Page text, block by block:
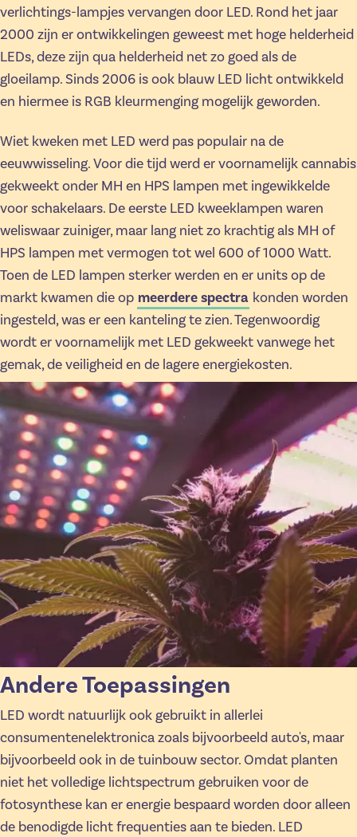
verlichtings-lampjes vervangen door LED. Rond het jaar
2000 zijn er ontwikkelingen geweest met hoge helderheid
LEDs, deze zijn qua helderheid net zo goed als de
gloeilamp. Sinds 2006 is ook blauw LED licht ontwikkeld
en hiermee is RGB kleurmenging mogelijk geworden.
Wiet kweken met LED werd pas populair na de
eeuwwisseling. Voor die tijd werd er voornamelijk cannabis
gekweekt onder MH en HPS lampen met ingewikkelde
voor schakelaars. De eerste LED kweeklampen waren
weliswaar zuiniger, maar lang niet zo krachtig als MH of
HPS lampen met vermogen tot wel 600 of 1000 Watt.
Toen de LED lampen sterker werden en er units op de
markt kwamen die op meerdere spectra konden worden
ingesteld, was er een kanteling te zien. Tegenwoordig
wordt er voornamelijk met LED gekweekt vanwege het
gemak, de veiligheid en de lagere energiekosten.
Andere Toepassingen
LED wordt natuurlijk ook gebruikt in allerlei
consumentenelektronica zoals bijvoorbeeld auto's, maar
bijvoorbeeld ook in de tuinbouw sector. Omdat planten
niet het volledige lichtspectrum gebruiken voor de
fotosynthese kan er energie bespaard worden door alleen
de benodigde licht frequenties aan te bieden. LED